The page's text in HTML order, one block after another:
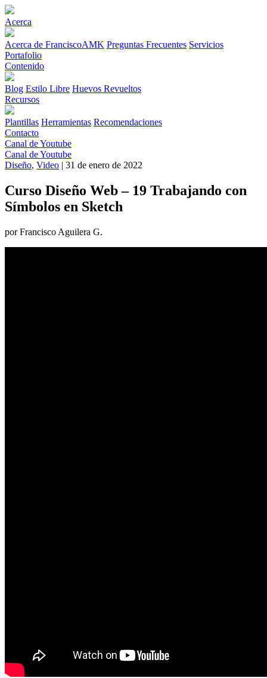
Acerca
Acerca de FranciscoAMK Preguntas Frecuentes Servicios
Portafolio
Contenido
Blog Estilo Libre Huevos Revueltos
Recursos
Plantillas Herramientas Recomendaciones
Contacto
Canal de Youtube
Canal de Youtube
Diseño, Video | 31 de enero de 2022
Curso Diseño Web – 19 Trabajando con
Símbolos en Sketch
por Francisco Aguilera G.